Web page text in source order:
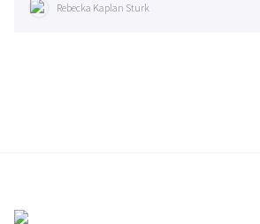
Rebecka Kaplan Sturk